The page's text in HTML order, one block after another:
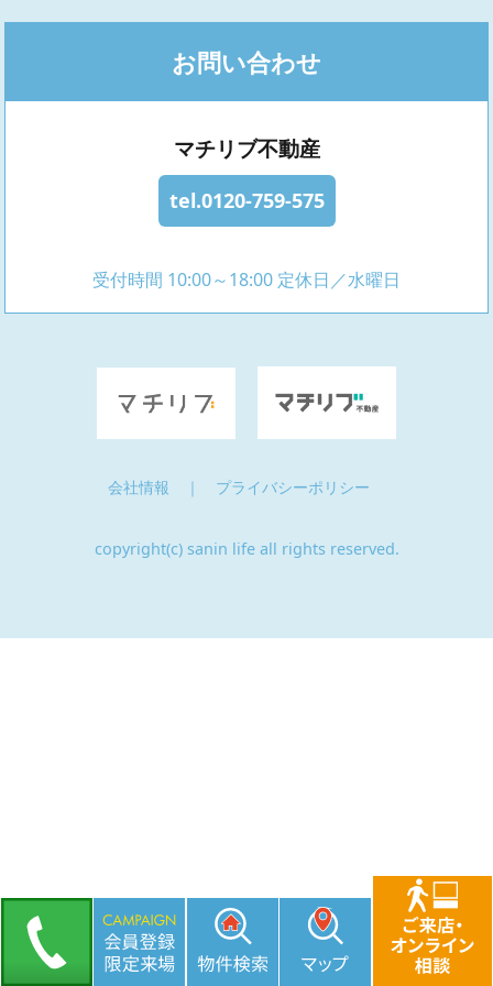
お問い合わせ
マチリブ不動産
tel.0120-759-575
受付時間 10:00～18:00 定休日／水曜日
会社情報 ｜ プライバシーポリシー
copyright(c) sanin life all rights reserved.